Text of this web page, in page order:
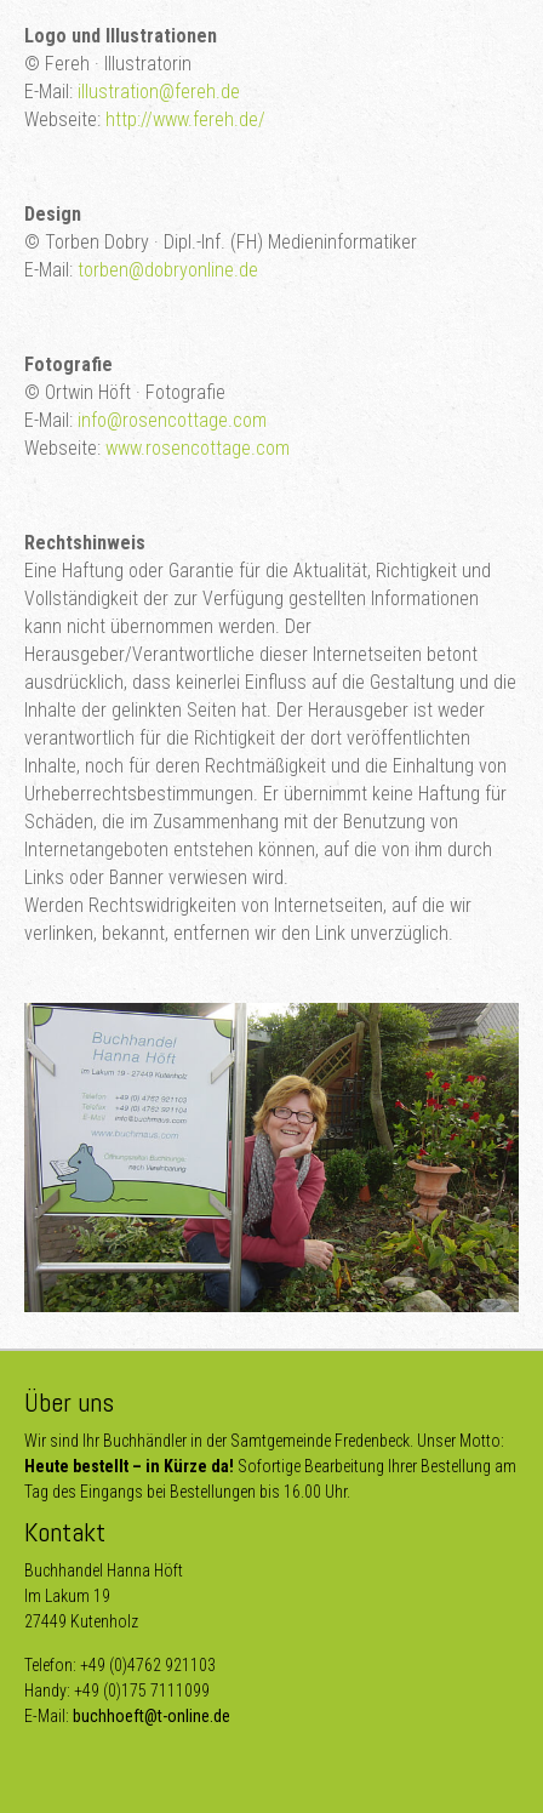
Logo und Illustrationen
© Fereh · Illustratorin
E-Mail: illustration@fereh.de
Webseite: http://www.fereh.de/
Design
© Torben Dobry · Dipl.-Inf. (FH) Medieninformatiker
E-Mail: torben@dobryonline.de
Fotografie
© Ortwin Höft · Fotografie
E-Mail: info@rosencottage.com
Webseite: www.rosencottage.com
Rechtshinweis
Eine Haftung oder Garantie für die Aktualität, Richtigkeit und
Vollständigkeit der zur Verfügung gestellten Informationen
kann nicht übernommen werden. Der
Herausgeber/Verantwortliche dieser Internetseiten betont
ausdrücklich, dass keinerlei Einfluss auf die Gestaltung und die
Inhalte der gelinkten Seiten hat. Der Herausgeber ist weder
verantwortlich für die Richtigkeit der dort veröffentlichten
Inhalte, noch für deren Rechtmäßigkeit und die Einhaltung von
Urheberrechtsbestimmungen. Er übernimmt keine Haftung für
Schäden, die im Zusammenhang mit der Benutzung von
Internetangeboten entstehen können, auf die von ihm durch
Links oder Banner verwiesen wird.
Werden Rechtswidrigkeiten von Internetseiten, auf die wir
verlinken, bekannt, entfernen wir den Link unverzüglich.
Über uns
Wir sind Ihr Buchhändler in der Samtgemeinde Fredenbeck. Unser Motto:
Heute bestellt – in Kürze da! Sofortige Bearbeitung Ihrer Bestellung am
Tag des Eingangs bei Bestellungen bis 16.00 Uhr.
Kontakt
Buchhandel Hanna Höft
Im Lakum 19
27449 Kutenholz
Telefon: +49 (0)4762 921103
Handy: +49 (0)175 7111099
E-Mail: buchhoeft@t-online.de